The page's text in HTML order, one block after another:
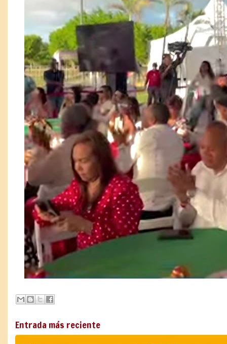
Entrada más reciente